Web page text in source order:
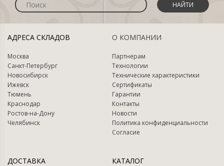
НАЙТИ
АДРЕСА СКЛАДОВ
Москва
Санкт-Петербург
Новосибирск
Ижевск
Тюмень
Краснодар
Ростов-на-Дону
Челябинск
О КОМПАНИИ
Партнерам
Технологии
Технические характеристики
Сертификаты
Гарантии
Контакты
Новости
Политика конфиденциальности
Согласие
ДОСТАВКА КАТАЛОГ